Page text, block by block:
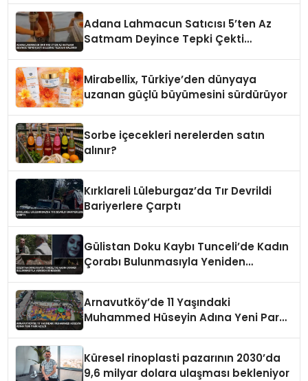
Adana Lahmacun Satıcısı 5’ten Az
Satmam Deyince Tepki Çekti
Mirabellix, Türkiye’den dünyaya
uzanan güçlü büyümesini sürdürüyor
Sorbe içecekleri nerelerden satın
alınır?
Kırklareli Lüleburgaz’da Tır Devrildi
Bariyerlere Çarptı
Gülistan Doku Kaybı Tunceli’de Kadın
Çorabı Bulunmasıyla Yeniden
Arnavutköy’de 11 Yaşındaki
Muhammed Hüseyin Adına Yeni Park
Küresel rinoplasti pazarının 2030’da
9,6 milyar dolara ulaşması bekleniyor